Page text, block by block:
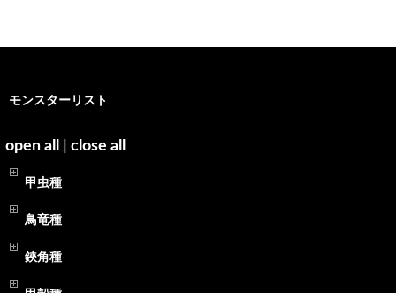
モンスターリスト
open all close all
甲虫種
鳥竜種
鋏角種